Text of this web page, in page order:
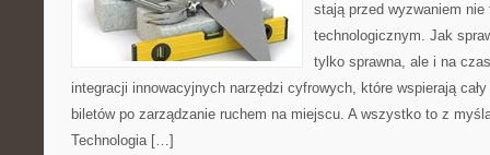
stają przed wyzwaniem
technologicznym. Jak
tylko sprawna, ale i na
integracji innowacyjnych narzędzi cyfrowych, które wspierają
biletów po zarządzanie ruchem na miejscu. A wszystko to z
Technologia […]